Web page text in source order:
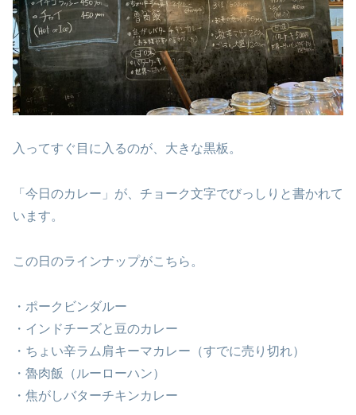
入ってすぐ目に入るのが、大きな黒板。
「今日のカレー」が、チョーク文字でびっしりと書かれて
います。
この日のラインナップがこちら。
・ポークビンダルー
・インドチーズと豆のカレー
・ちょい辛ラム肩キーマカレー（すでに売り切れ）
・魯肉飯（ルーローハン）
・焦がしバターチキンカレー